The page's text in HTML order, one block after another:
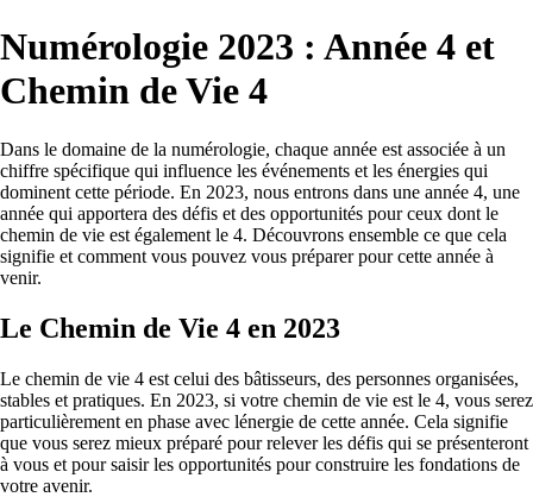
Numérologie 2023 : Année 4 et
Chemin de Vie 4
Dans le domaine de la numérologie, chaque année est associée à un
chiffre spécifique qui influence les événements et les énergies qui
dominent cette période. En 2023, nous entrons dans une année 4, une
année qui apportera des défis et des opportunités pour ceux dont le
chemin de vie est également le 4. Découvrons ensemble ce que cela
signifie et comment vous pouvez vous préparer pour cette année à
venir.
Le Chemin de Vie 4 en 2023
Le chemin de vie 4 est celui des bâtisseurs, des personnes organisées,
stables et pratiques. En 2023, si votre chemin de vie est le 4, vous serez
particulièrement en phase avec lénergie de cette année. Cela signifie
que vous serez mieux préparé pour relever les défis qui se présenteront
à vous et pour saisir les opportunités pour construire les fondations de
votre avenir.